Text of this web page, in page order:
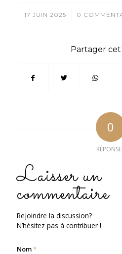
17 JUIN 2025
/ 0 /
Partager
0
Laisser un
commentaire
Rejoindre la discussion?
N’hésitez pas à contribuer !
Nom*